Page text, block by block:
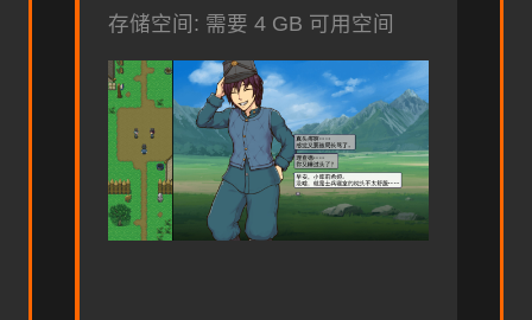
存储空间: 需要 4 GB 可用空间